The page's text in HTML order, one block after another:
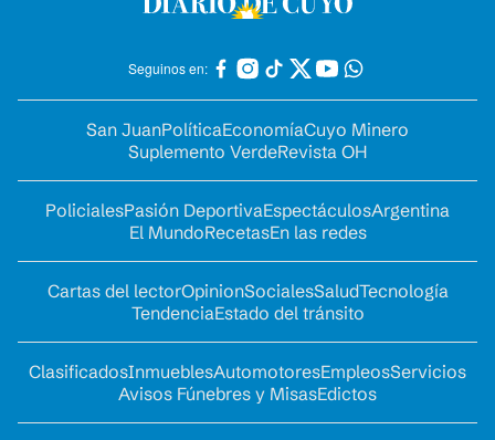
Seguinos en:
San JuanPolíticaEconomíaCuyo Minero
Suplemento VerdeRevista OH
PolicialesPasión DeportivaEspectáculosArgentina
El MundoRecetasEn las redes
Cartas del lectorOpinionSocialesSaludTecnología
TendenciaEstado del tránsito
ClasificadosInmueblesAutomotoresEmpleosServicios
Avisos Fúnebres y MisasEdictos